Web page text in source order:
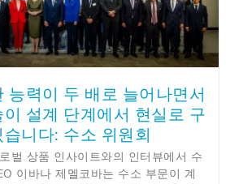
능력이 두 배로 늘어나면서
설계 단계에서 현실로 구
니다: 수소 위원회
벌 상품 인사이트와의 인터뷰에서 수
이바나 제멜코바는 수소 부문이 계